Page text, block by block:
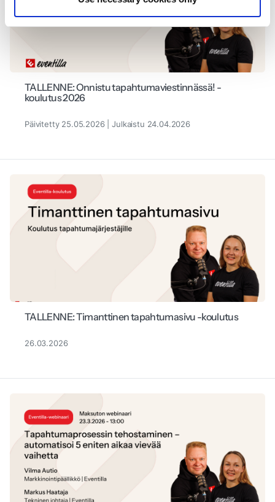
TALLENNE: Onnistu tapahtumaviestinnässä! -
koulutus 2026
Päivitetty 25.05.2026 | Julkaistu 24.04.2026
TALLENNE: Timanttinen tapahtumasivu -koulutus
26.03.2026